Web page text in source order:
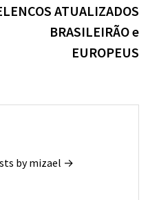
ATUALIZADOS
BRASILEIRÃO e
EUROPEUS
by mizael →